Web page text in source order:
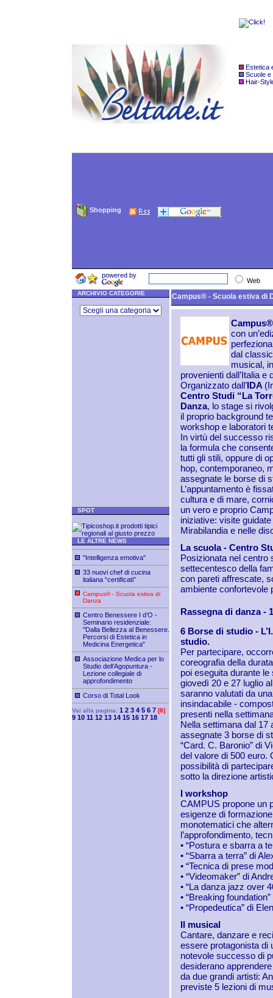
Estetica
Scuole e
Hair-
Shopping
powered by
Web
ARCHIVIO CATEGORIE
SPOT
LE ALTRE NEWS
"Intelligenza emotiva"
33 nuovi chef di cucina
italiana “certificati”
Campus® - Scuola estiva di
Danza
Centro Benessere I d’O -
Seminario residenziale:
"Dalla Bellezza al Benessere.
Percorsi di Estetica in
Medicina Energetica"
Associazione Medica per lo
Studio dell’Agopuntura -
Lezione collegiale di
approfondimento
Corso di Total Look
Vai alla pagina: 1 2 3 4 5 6 7 [8]
9 10 11 12 13 14 15 16 17 18
Campus® - Scuola estiva di
con
dal
musical,
provenienti dall’Italia e
Organizzato dall’IDA
Centro Studi “La
Danza, lo stage si
il proprio background
workshop e laboratori
In virtù del successo
la formula che
tutti gli stili, oppure di
hop, contemporaneo,
assegnate le borse di
L’appuntamento è
cultura e di mare,
un vero e proprio
iniziative: visite
Mirabilandia e nelle
La scuola - Centro
Posizionata nel centro
settecentesco della
con pareti affrescate,
ambiente confortevole
Rassegna di danza -
6 Borse di studio -
studio.
Per partecipare,
coreografia della
poi eseguita durante
giovedì 20 e 27 luglio
saranno valutati da
insindacabile -
presenti nella
Nella settimana dal 17
assegnate 3 borse di
“Card. C. Baronio” di
del valore di 500 euro.
possibilità di
sotto la direzione
I workshop
CAMPUS propone un
esigenze di
monotematici che
l’approfondimento,
• “Postura e sbarra a
• “Sbarra a terra” di
• “Tecnica di prese
• “Videomaker” di
• “La danza jazz over
• “Breaking
• “Propedeutica” di
Il musical
Cantare, danzare e
essere protagonista di
notevole successo di
desiderano
da due grandi artisti:
previste 5 lezioni di